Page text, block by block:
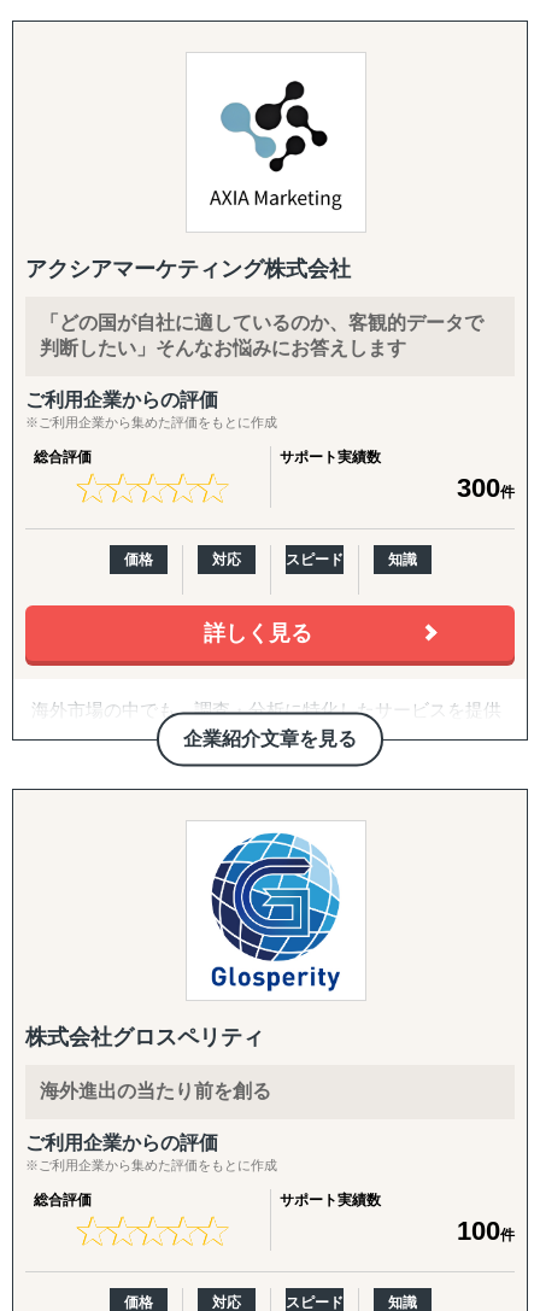
↳ 就労ビザ・長期滞在ビザなど、進出・移住に必要なビザ
取得を現地連携でサポート
------------------------------------
◆以下は個別施策として各専門家チームが対応します。
目的：海外現地を理解し、事業の成功可能性を高める
↳ 市場概況・規制調査
↳ 企業信用調査
↳ 現地視察の企画・アテンド
『集客活動チーム』
目的：海外現地で“売れる”ためのマーケティング活動を確
立する
↳ 多言語サイト制作
↳ EC運用
↳ SNS運用
↳ 広告運用（Google／Meta など）
↳ 画像・動画コンテンツ制作
『販路構築チーム』
↳ 商談向け資料制作
↳ 企業リストアップ
↳ アポイント取得
↳ 商談創出・交渉サポート
目的：海外現地で活動するために必要な土台をつくる
↳ 会社設立（登記・銀行口座）
↳ 不動産探索（オフィス・倉庫・店舗・住居）
↳ 店舗開業パッケージ（許認可・内装・採用・集客）
↳ 人材採用支援（現地スタッフ採用）
------------------------------------
て
Amazonを中心とした国内外EC全般のサポートとコンサル
また、中小機構開のEC・IT活用支援パートナー、及び販路
複数の銀行の専門家として企業様のご支援をさせて頂いて
また、中小機構、銀行、地方自治体、出島 等が主催する
各種セミナーでの登壇も行っております。
日本Amazonはもちろん、北米、欧州、インド、オースト
トルコ、シンガポールAmazonなどへの進出サポートを行
っており、
中小企業から大手まで、またAmazonに出品可能なあらゆ
る商品に対応致します。
企業様が海外Amazonへ進出される際にハードルとなる、
Amazon販売アカウントの開設、翻訳、商品画像・動画撮
影、商品登録、国際配送、
多言語カスタマーサポート、国際送金サポート、PL保険、
Amazon内広告を含む集客、
テクニカルサポート、アカウント運用代行、著作権・
市場調査、コンサルティング、SNSマーケティング、メデ
ィアバイイング、現地スタッフの手配
等について、弊社パートナーと共に対応させて頂きます。
また、国内Amazonの場合、並行して楽天、ヤフー、自社
サイト、SNS、メディアサイト、広告なども含めたデジタ
ルマーケティングのトータルサポートも実施しておりま
アクシアマーケティング株式会社
「どの国が自社に適しているのか、客観的データで
判断したい」そんなお悩みにお答えします
ご利用企業からの評価
※ご利用企業から集めた評価をもとに作成
総合評価
★★★★★
★★★★★
サポート実績数
300件
価格 対応 スピード 知識
詳しく見る
企業紹介文章を見る
海外市場の中でも、調査・分析に特化したサービスを提供
しております。
たとえば、市場の調査・分析に関しては、外部環境の影響
を推測するPEST分析や、ビジネスモデルの仮説検証など
を「正確かつ包括的」に実施しております。なぜその情報
が必要なのか、クライアントのご相談背景まですり合わせ
をすることを徹底していることが強みとなっています。
競合の調査・分析については、対象企業の強みや弱みを把
握するためのSWOT分析、マーケットシェアや競合企業の
分析などを行い、「その企業がなぜ成功・失敗したのか」
を徹底的に掘り下げます。
また、得られたデータや分析から、具体的な戦略と実行可
能な施策提案まで行っております。貴社の「適切な経営判
断」のために、合理的かつ包括的な支援を心がけていま
す。
ありがたいことに、これまでたくさんの企業様を支援させ
ていただきましたが、相談いただくほどんどの企業様が、
「どの国・地域に参入すべきかわからない」
「進出に踏み切れる客観的データがない」
株式会社グロスペリティ
海外進出の当たり前を創る
ご利用企業からの評価
※ご利用企業から集めた評価をもとに作成
総合評価
★★★★★
★★★★★
サポート実績数
100件
価格 対応 スピード 知識